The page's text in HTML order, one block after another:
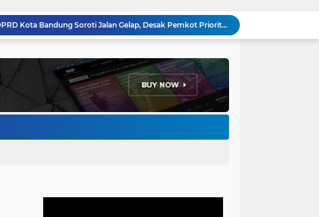
Anggota DPRD Kota Bandung Soroti Jalan Gelap, Desak Pemkot Prioritaskan Pembenahan PJU
Pemkot Bandung Gandeng Big Bad Wolf Hadirkan Festival Literasi Pages and Plates
Program Gaslah Kota Bandung Raih Apresiasi Pemerintah Pusat, Pengolahan Sampah Capai 30 Persen
Hikmah Setelah Ibadah Salat Jumat: Momentum Memperkuat Iman dan Kepedulian Sosial
Bupati Jeje Ritchie Ismail Rotasikan Kadishub dan Kadisbudpar, Serta Lantik Ratusan ASN Bandung Barat